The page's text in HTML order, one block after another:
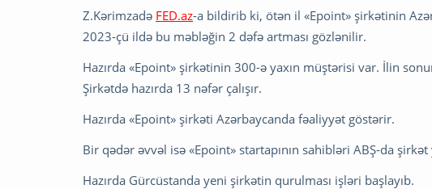
Z.Kərimzadə FED.az-a bildirib ki, ötən il «Epoint» şirkətinin
2023-çü ildə bu məbləğin 2 dəfə artması gözlənilir.
Hazırda «Epoint» şirkətinin 300-ə yaxın müştərisi var. İlin
Şirkətdə hazırda 13 nəfər çalışır.
Hazırda «Epoint» şirkəti Azərbaycanda fəaliyyət göstərir.
Bir qədər əvvəl isə «Epoint» startapının sahibləri ABŞ-da
Hazırda Gürcüstanda yeni şirkətin qurulması işləri başlayıb.